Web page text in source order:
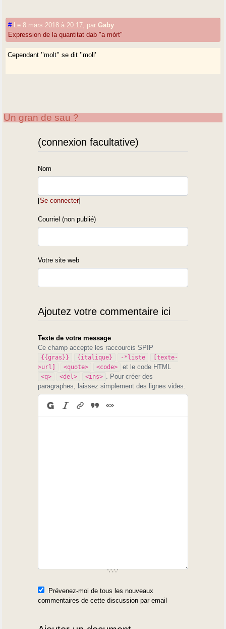
# Le 8 mars 2018 à 20:17 parGaby
Expression de la quantitat dab "a mòrt"
Cependant ’’molt’’ se dit ’’moll’
Un gran de sau ?
(connexion facultative)
Nom
[Se connecter]
Courriel (non publié)
Votre site web
Ajoutez votre commentaire ici
Texte de votre message
Ce champ accepte les raccourcis SPIP
{{gras}} {italique} -*liste
[texte-
>url]
<quote> <code> et le code HTML
<q> <del> <ins>
. Pour créer des
paragraphes, laissez simplement des lignes vides.
Prévenez-moi de tous les nouveaux
commentaires de cette discussion par email